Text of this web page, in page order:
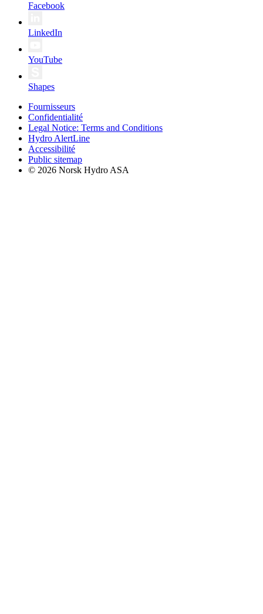
Facebook
LinkedIn
YouTube
Shapes
Fournisseurs
Confidentialité
Legal Notice: Terms and Conditions
Hydro AlertLine
Accessibilité
Public sitemap
© 2026 Norsk Hydro ASA